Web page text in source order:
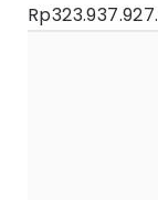
Rp323.937.927.